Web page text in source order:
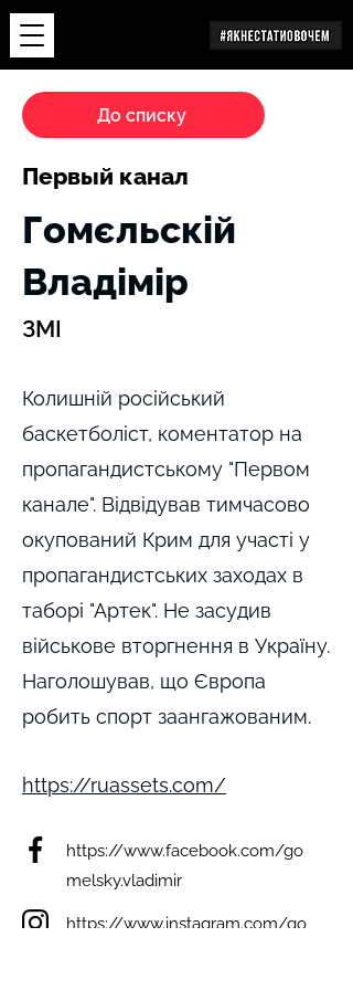
До списку
Первый канал
ЗМІ
Гомєльскій
Владімір
Колишній російський
баскетболіст, коментатор на
пропагандистському "Первом
канале". Відвідував тимчасово
окупований Крим для участі у
пропагандистських заходах в
таборі "Артек". Не засудив
військове вторгнення в Україну.
Наголошував, що Європа
робить спорт заангажованим.
https://ruassets.com/
https://www.facebook.com/go
melsky.vladimir
https://www.instagram.com/go